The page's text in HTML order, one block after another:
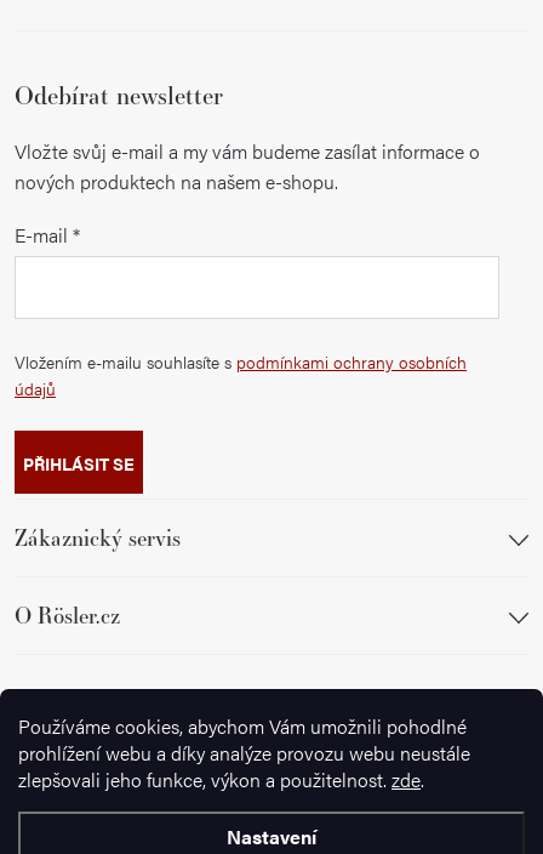
Používáme cookies, abychom Vám umožnili pohodlné
prohlížení webu a díky analýze provozu webu neustále
zlepšovali jeho funkce, výkon a použitelnost. zde.
Nastavení
Odebírat newsletter
Vložte svůj e-mail a my vám budeme zasílat informace o
nových produktech na našem e-shopu.
E-mail
Vložením e-mailu souhlasíte s podmínkami ochrany osobních
údajů
PŘIHLÁSIT SE
Zákaznický servis
O Rösler.cz
Sledujte nás